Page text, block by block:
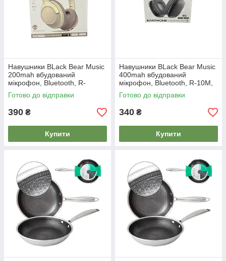
Навушники BLack Bear Music
200mah вбудований
мікрофон, Bluetooth, R-
10M,AUX
Готово до відправки
390 ₴
Купити
Навушники BLack Bear Music
400mah вбудований
мікрофон, Bluetooth, R-10M,
AUX
Готово до відправки
340 ₴
Купити